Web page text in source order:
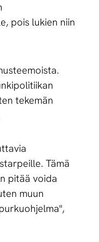
pois lukien niin
tekemän
Tämä
pitää voida
muun